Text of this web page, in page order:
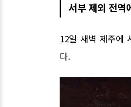
서부 제외 전역
12일 새벽 제주에
다.